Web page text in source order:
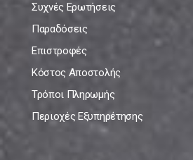
Συχνές Ερωτήσεις
Παραδόσεις
Επιστροφές
Κόστος Αποστολής
Τρόποι Πληρωμής
Περιοχές Εξυπηρέτησης